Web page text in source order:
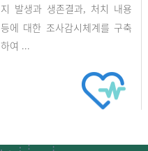
지 발생과 생존결과, 처치 내용
등에 대한 조사감시체계를 구축
하여 ...